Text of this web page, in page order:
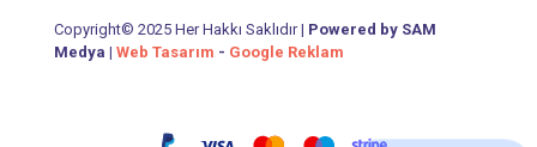
Copyright© 2025 Her Hakkı Saklıdır | Powered by SAM
Medya | Web Tasarım - Google Reklam